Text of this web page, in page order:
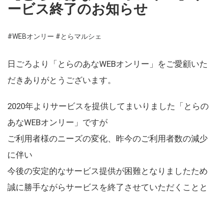
ービス終了のお知らせ
#WEBオンリー #とらマルシェ
日ごろより「とらのあなWEBオンリー」をご愛顧いた
だきありがとうございます。
2020年よりサービスを提供してまいりました「とらの
あなWEBオンリー」ですが
ご利用者様のニーズの変化、昨今のご利用者数の減少
に伴い
今後の安定的なサービス提供が困難となりましたため
誠に勝手ながらサービスを終了させていただくことと